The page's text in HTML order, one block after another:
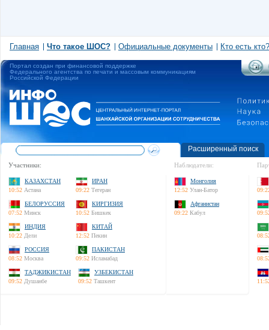
Главная Что такое ШОС? Официальные документы Кто есть кто?
Портал создан при финансовой поддержке
Федерального агентства по печати и массовым коммуникациям
Российской Федерации
Расширенный поиск
Участники:
КАЗАХСТАН
10:52 Астана
ИРАН
09:22 Тегеран
БЕЛОРУССИЯ
07:52 Минск
КИРГИЗИЯ
10:52 Бишкек
ИНДИЯ
10:22 Дели
КИТАЙ
12:52 Пекин
РОССИЯ
08:52 Москва
ПАКИСТАН
09:52 Исламабад
ТАДЖИКИСТАН
09:52 Душанбе
УЗБЕКИСТАН
09:52 Ташкент
Наблюдатели:
Монголия
12:52 Улан-Батор
Афганистан
09:22 Кабул